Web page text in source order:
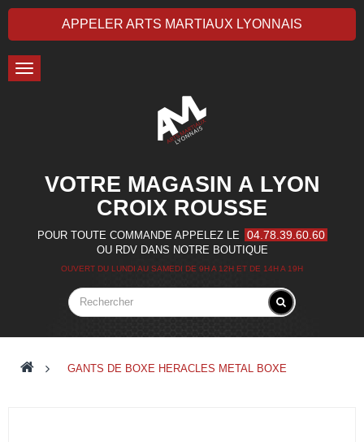
APPELER ARTS MARTIAUX LYONNAIS
Toggle
navigation
VOTRE MAGASIN A LYON
CROIX ROUSSE
POUR TOUTE COMMANDE APPELEZ LE 04.78.39.60.60
OU RDV DANS NOTRE BOUTIQUE
OUVERT DU LUNDI AU SAMEDI DE 9H A 12H ET DE 14H A 19H
> GANTS DE BOXE HERACLES METAL BOXE